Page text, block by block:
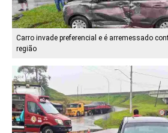
Carro invade preferencial e é arremessado
região